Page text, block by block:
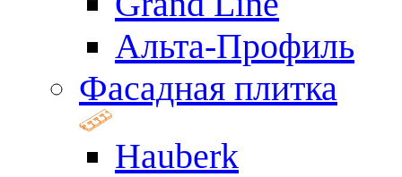
Альта-Профиль
Фасадная плитка
Hauberk